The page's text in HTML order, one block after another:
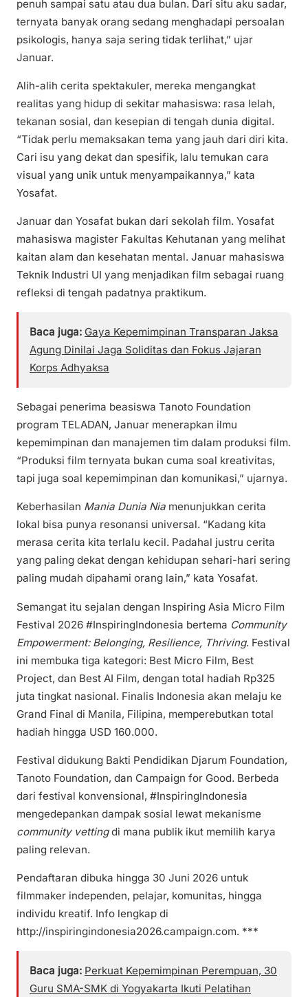
penuh sampai satu atau dua bulan. Dari situ aku sadar,
ternyata banyak orang sedang menghadapi persoalan
psikologis, hanya saja sering tidak terlihat,” ujar
Januar.
Alih-alih cerita spektakuler, mereka mengangkat
realitas yang hidup di sekitar mahasiswa: rasa lelah,
tekanan sosial, dan kesepian di tengah dunia digital.
“Tidak perlu memaksakan tema yang jauh dari diri kita.
Cari isu yang dekat dan spesifik, lalu temukan cara
visual yang unik untuk menyampaikannya,” kata
Yosafat.
Januar dan Yosafat bukan dari sekolah film. Yosafat
mahasiswa magister Fakultas Kehutanan yang melihat
kaitan alam dan kesehatan mental. Januar mahasiswa
Teknik Industri UI yang menjadikan film sebagai ruang
refleksi di tengah padatnya praktikum.
Baca juga: Gaya Kepemimpinan Transparan Jaksa
Agung Dinilai Jaga Soliditas dan Fokus Jajaran
Korps Adhyaksa
Sebagai penerima beasiswa Tanoto Foundation
program TELADAN, Januar menerapkan ilmu
kepemimpinan dan manajemen tim dalam produksi film.
“Produksi film ternyata bukan cuma soal kreativitas,
tapi juga soal kepemimpinan dan komunikasi,” ujarnya.
Keberhasilan Mania Dunia Nia menunjukkan cerita
lokal bisa punya resonansi universal. “Kadang kita
merasa cerita kita terlalu kecil. Padahal justru cerita
yang paling dekat dengan kehidupan sehari-hari sering
paling mudah dipahami orang lain,” kata Yosafat.
Semangat itu sejalan dengan Inspiring Asia Micro Film
Festival 2026 #InspiringIndonesia bertema Community
Empowerment: Belonging, Resilience, Thriving. Festival
ini membuka tiga kategori: Best Micro Film, Best
Project, dan Best AI Film, dengan total hadiah Rp325
juta tingkat nasional. Finalis Indonesia akan melaju ke
Grand Final di Manila, Filipina, memperebutkan total
hadiah hingga USD 160.000.
Festival didukung Bakti Pendidikan Djarum Foundation,
Tanoto Foundation, dan Campaign for Good. Berbeda
dari festival konvensional, #InspiringIndonesia
mengedepankan dampak sosial lewat mekanisme
community vettingdi mana publik ikut memilih karya
paling relevan.
Pendaftaran dibuka hingga 30 Juni 2026 untuk
filmmaker independen, pelajar, komunitas, hingga
individu kreatif. Info lengkap di
http://inspiringindonesia2026.campaign.com. ***
Baca juga: Perkuat Kepemimpinan Perempuan, 30
Guru SMA-SMK di Yogyakarta Ikuti Pelatihan